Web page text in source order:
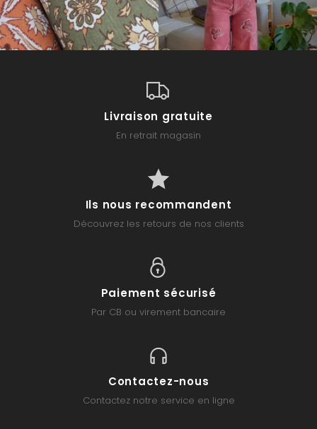
Livraison gratuite
En retrait magasin
Ils nous recommandent
Découvrez les retours de nos clients
Paiement sécurisé
Par CB ou virement bancaire
Contactez-nous
Contactez notre service en ligne